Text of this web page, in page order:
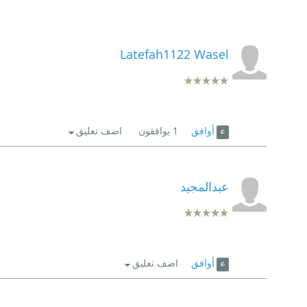
Latefah1122 Wasel
أوافق 1 يوافقون اضف تعليق
عبدالمجيد
أوافق اضف تعليق